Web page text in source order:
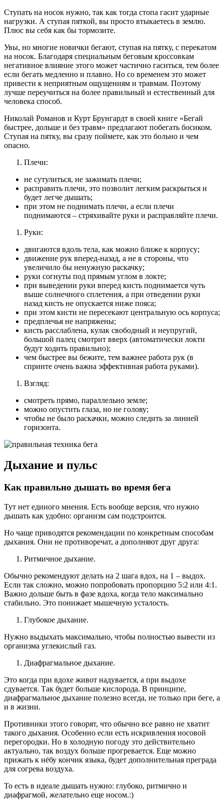
Ступать на носок нужно, так как тогда стопа гасит ударные
нагрузки. А ступая пяткой, вы просто втыкаетесь в землю.
Плюс вы себя как бы тормозите.
Увы, но многие новички бегают, ступая на пятку, с перекатом
на носок. Благодаря специальным беговым кроссовкам
негативное влияние этого может частично гаситься, тем более
если бегать медленно и плавно. Но со временем это может
привести к неприятным ощущениям и травмам. Поэтому
лучше переучиться на более правильный и естественный для
человека способ.
Николай Романов и Курт Брунгардт в своей книге «Бегай
быстрее, дольше и без травм» предлагают побегать босиком.
Ступая на пятку, вы сразу поймете, как это больно и чем
опасно.
Плечи:
не сутулиться, не зажимать плечи;
расправить плечи, это позволит легким раскрыться и
будет легче дышать;
при этом не поднимать плечи, а если плечи
поднимаются – стряхивайте руки и расправляйте плечи.
Руки:
двигаются вдоль тела, как можно ближе к корпусу;
движение рук вперед-назад, а не в стороны, что
увеличило бы ненужную раскачку;
руки согнуты под прямым углом в локте;
при выведении руки вперед кисть поднимается чуть
выше солнечного сплетения, а при отведении руки
назад кисть не опускается ниже пояса;
при этом кисти не пересекают центральную ось корпуса;
предплечья не напряжены;
кисть расслаблена, кулак свободный и неупругий,
большой палец смотрит вверх (автоматически локти
будут ходить правильно);
чем быстрее вы бежите, тем важнее работа рук (в
спринте очень важна эффективная работа руками).
Взгляд:
смотреть прямо, параллельно земле;
можно опустить глаза, но не голову;
чтобы не было раскачки, можно следить за линией
горизонта.
Дыхание и пульс
Как правильно дышать во время бега
Тут нет единого мнения. Есть вообще версия, что нужно
дышать как удобно: организм сам подстроится.
Но чаще приводятся рекомендации по конкретным способам
дыхания. Они не противоречат, а дополняют друг друга:
Ритмичное дыхание.
Обычно рекомендуют делать на 2 шага вдох, на 1 – выдох.
Если так сложно, можно попробовать пропорцию 5:2 или 4:1.
Важно дольше быть в фазе вдоха, когда тело максимально
стабильно. Это понижает мышечную усталость.
Глубокое дыхание.
Нужно выдыхать максимально, чтобы полностью вывести из
организма углекислый газ.
Диафрагмальное дыхание.
Это когда при вдохе живот надувается, а при выдохе
сдувается. Так будет больше кислорода. В принципе,
диафрагмальное дыхание полезно всегда, не только при беге, а
и в жизни.
Противники этого говорят, что обычно все равно не хватит
такого дыхания. Особенно если есть искривления носовой
перегородки. Но в холодную погоду это действительно
актуально, так воздух больше прогревается. Еще можно
прижать к нёбу кончик языка, будет дополнительная преграда
для согрева воздуха.
То есть в идеале дышать нужно: глубоко, ритмично и
диафрагмой, желательно еще носом.:)